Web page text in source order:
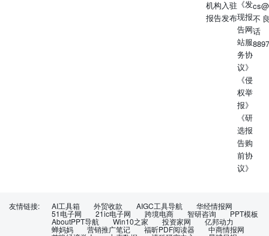
机构入驻
报告发布
《发
现报
告网
站服
务协
议》
《侵
权举
报》
《研
选报
告购
前协
议》
不
友情链接: AI工具箱 外贸收款 AIGC工具导航 华经情报网
51电子网 21ic电子网 跨境电商 智研咨询 PPT模板
AboutPPT导航 Win10之家 投资家网 亿邦动力
蝉妈妈 营销推广笔记 福昕PDF阅读器 中商情报网